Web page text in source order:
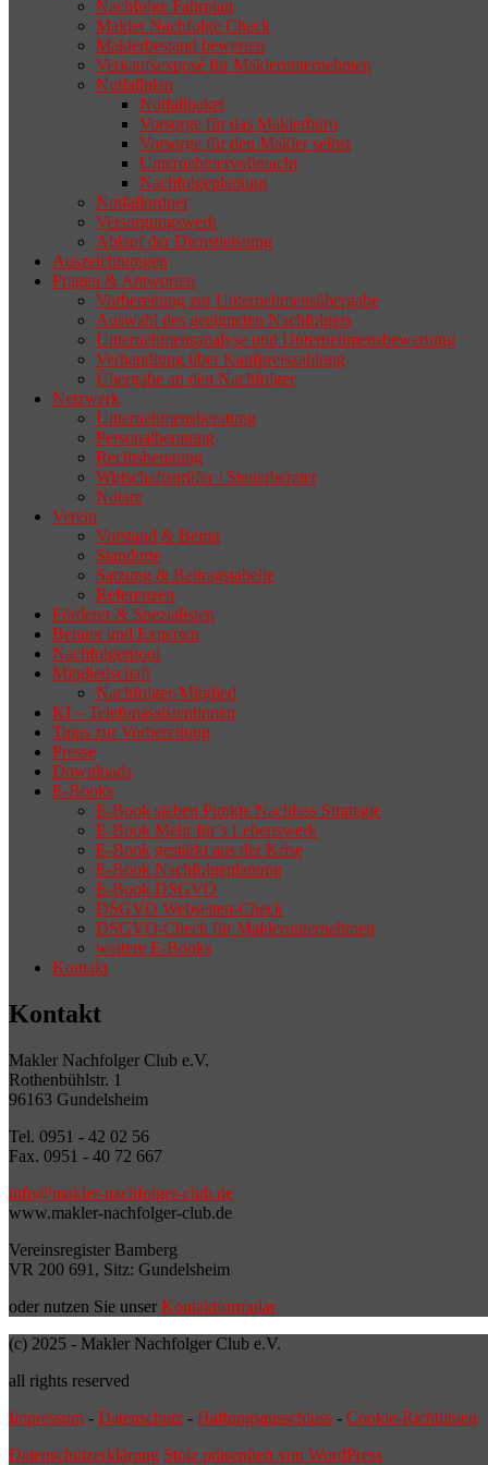
Nachfolge Fahrplan
Makler Nachfolge Check
Maklerbestand bewerten
Verkaufsexposé für Maklerunternehmen
Notfallplan
Notfallpaket
Vorsorge für das Maklerbüro
Vorsorge für den Makler selbst
Unternehmervollmacht
Nachfolgeplanung
Notfallordner
Versorgungswerk
Ablauf der Dienstleistung
Auszeichnungen
Fragen & Antworten
Vorbereitung zur Unternehmensübergabe
Auswahl des geeigneten Nachfolgers
Unternehmensanalyse und Unternehmensbewertung
Verhandlung über Kaufpreiszahlung
Übergabe an den Nachfolger
Netzwerk
Unternehmensberatung
Personalberatung
Rechtsberatung
Wirtschaftsprüfer / Steuerberater
Notare
Verein
Vorstand & Beirat
Standorte
Satzung & Beitragstabelle
Referenzen
Förderer & Spezialisten
Berater und Experten
Nachfolgerpool
Mitgliedschaft
Nachfolger-Mitglied
KI – Telefonassistentinnen
Tipps zur Vorbereitung
Presse
Downloads
E-Books
E-Book sieben Punkte Nachlass Strategie
E-Book Mehr für’s Lebenswerk
E-Book gestärkt aus der Krise
E-Book Nachfolgeplanung
E-Book DSGVO
DSGVO Webseiten-Check
DSGVO-Check für Maklerunternehmen
weitere E-Books
Kontakt
Kontakt
Makler Nachfolger Club e.V.
Rothenbühlstr. 1
96163 Gundelsheim
Tel. 0951 - 42 02 56
Fax. 0951 - 40 72 667
info@makler-nachfolger-club.de
www.makler-nachfolger-club.de
Vereinsregister Bamberg
VR 200 691, Sitz: Gundelsheim
oder nutzen Sie unser Kontaktformular
(c) 2025 - Makler Nachfolger Club e.V.
all rights reserved
Impressum - Datenschutz - Haftungsausschluss - Cookie-Richtlinien
Datenschutzerklärung Stolz präsentiert von WordPress